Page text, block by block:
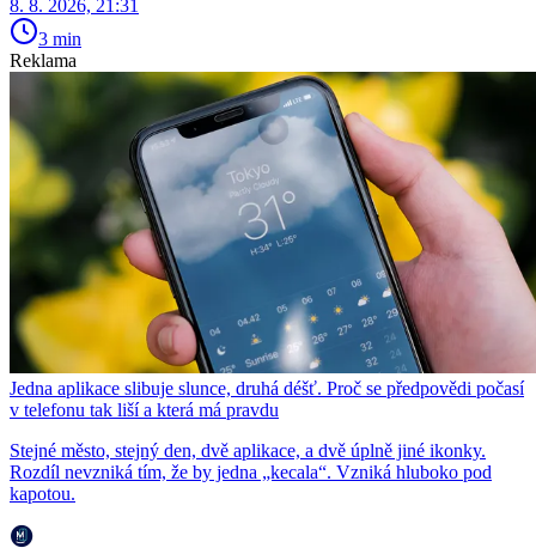
8. 8. 2026, 21:31
3 min
Reklama
Jedna aplikace slibuje slunce, druhá déšť. Proč se předpovědi počasí
v telefonu tak liší a která má pravdu
Stejné město, stejný den, dvě aplikace, a dvě úplně jiné ikonky.
Rozdíl nevzniká tím, že by jedna „kecala“. Vzniká hluboko pod
kapotou.